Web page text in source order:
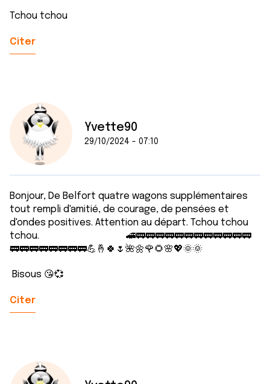
Tchou tchou
Citer
Yvette90
29/10/2024 - 07:10
Bonjour, De Belfort quatre wagons supplémentaires
tout rempli d'amitié, de courage, de pensées et
d'ondes positives. Attention au départ. Tchou tchou
tchou. 🚄🚃🚃🚃🚃🚃🚃🚃🚃🚃🚃🚃🚃
🚃🚃🚃🚃🚃🚃🚃🚃💪🤞🍀🌷🌺🌼🌹🌻🌸💖🌞🌞
Bisous 😘💞
Citer